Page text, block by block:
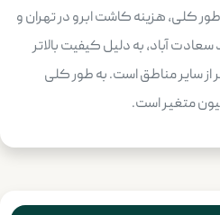
کلی، هزینه کاشت ابرو در تهران و
آباد، به دلیل کیفیت بالاتر
از سایر مناطق است. به طور کلی